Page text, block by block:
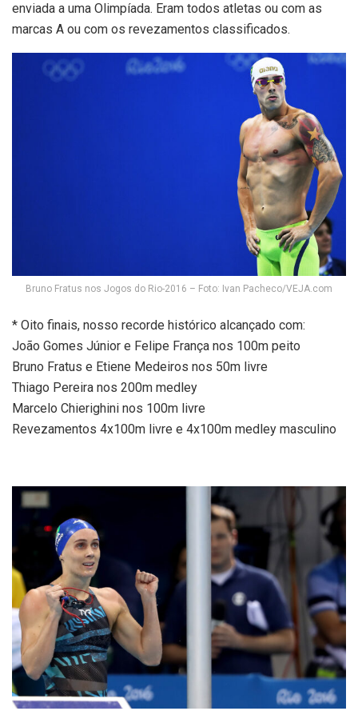
enviada a uma Olimpíada. Eram todos atletas ou com as
marcas A ou com os revezamentos classificados.
Bruno Fratus nos Jogos do Rio-2016 – Foto: Ivan Pacheco/VEJA.com
* Oito finais, nosso recorde histórico alcançado com:
João Gomes Júnior e Felipe França nos 100m peito
Bruno Fratus e Etiene Medeiros nos 50m livre
Thiago Pereira nos 200m medley
Marcelo Chierighini nos 100m livre
Revezamentos 4x100m livre e 4x100m medley masculino